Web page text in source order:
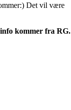
Det vil være
kommer fra RG.